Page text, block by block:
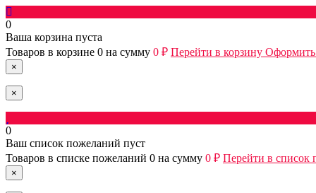
0
Ваша корзина пуста
Товаров в корзине 0 на сумму 0 ₽ Перейти в корзину Оформить
×
×
0
Ваш список пожеланий пуст
Товаров в списке пожеланий 0 на сумму 0 ₽ Перейти в список
×